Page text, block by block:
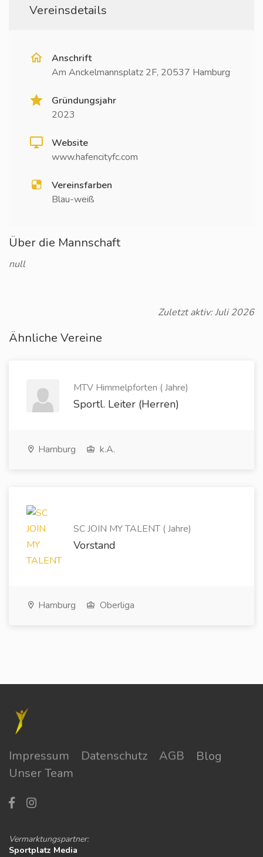
Vereinsdetails
Anschrift
Am Anckelmannsplatz 2F, 20537 Hamburg
Gründungsjahr
2023
Website
www.hafencityfc.com
Vereinsfarben
Blau-weiß
Über die Mannschaft
null
Zuletzt aktiv: Juli 2026
Ähnliche Vereine
MTV Himmelpforten ( Jahre)
Sportl. Leiter (Herren)
Hamburg k.A.
SC JOIN MY TALENT ( Jahre)
Vorstand
Hamburg Oberliga
Impressum Datenschutz AGB
Blog
Unser Team
Vermarktungspartner:
Sportplatz Media